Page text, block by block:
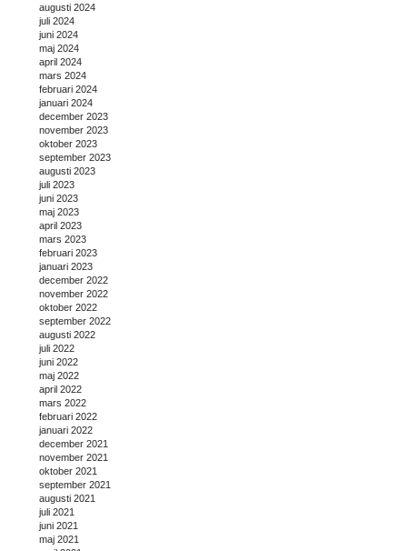
augusti 2024
juli 2024
juni 2024
maj 2024
april 2024
mars 2024
februari 2024
januari 2024
december 2023
november 2023
oktober 2023
september 2023
augusti 2023
juli 2023
juni 2023
maj 2023
april 2023
mars 2023
februari 2023
januari 2023
december 2022
november 2022
oktober 2022
september 2022
augusti 2022
juli 2022
juni 2022
maj 2022
april 2022
mars 2022
februari 2022
januari 2022
december 2021
november 2021
oktober 2021
september 2021
augusti 2021
juli 2021
juni 2021
maj 2021